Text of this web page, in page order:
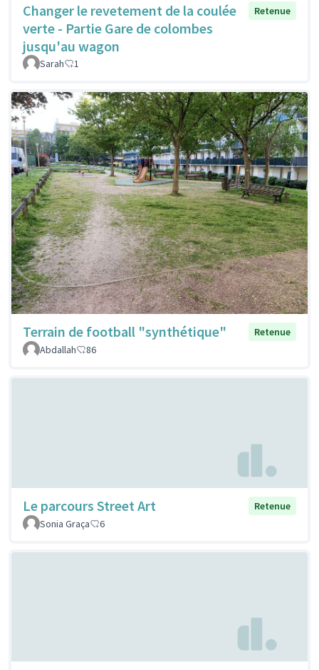
Changer le revetement de la coulée
verte - Partie Gare de colombes
jusqu'au wagon
Retenue
Sarah 1
Terrain de football "synthétique"
Retenue
Abdallah
86
Le parcours Street Art
Retenue
Sonia Graça
6